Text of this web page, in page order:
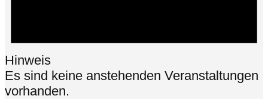
Hinweis
Es sind keine anstehenden Veranstaltungen
vorhanden.